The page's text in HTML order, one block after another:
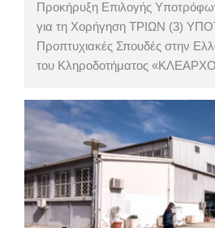
Προκήρυξη Επιλογής
για τη Χορήγηση ΤΡΙΩΝ (3)
Προπτυχιακές Σπουδές στην
του Κληροδοτήματος